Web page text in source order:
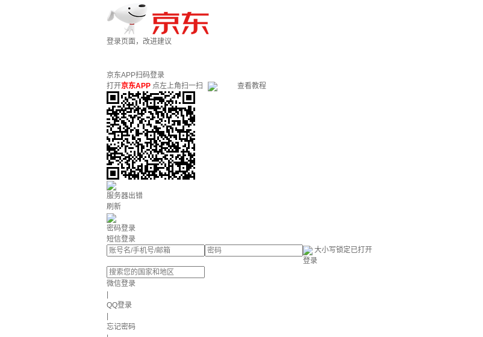
登录页面，改进建议
京东APP扫码登录
打开京东APP 点左上角扫一扫 查看教程
服务器出错
刷新
密码登录
短信登录
大小写锁定已打开
登录
微信登录
QQ登录
忘记密码